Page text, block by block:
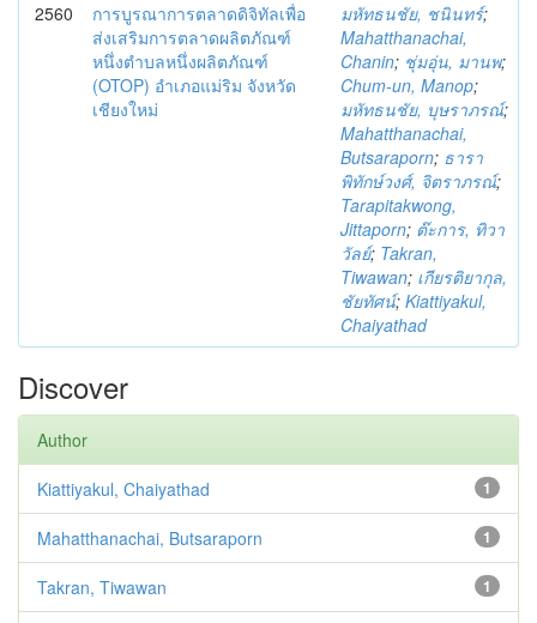
2560
การบูรณาการตลาดดิจิทัลเพื่อ
ส่งเสริมการตลาดผลิตภัณฑ์
หนึ่งตำบลหนึ่งผลิตภัณฑ์
(OTOP) อำเภอแม่ริม จังหวัด
เชียงใหม่
มหัทธนชัย, ชนินทร์;
Mahatthanachai,
Chanin; ชุ่มอุ่น, มานพ;
Chum-un, Manop;
มหัทธนชัย, บุษราภรณ์;
Mahatthanachai,
Butsaraporn; ธารา
พิทักษ์วงศ์, จิตราภรณ์;
Tarapitakwong,
Jittaporn; ต๊ะการ, ทิวา
วัลย์; Takran,
Tiwawan; เกียรติยากุล,
ชัยทัศน์; Kiattiyakul,
Chaiyathad
Discover
Author
1
Kiattiyakul, Chaiyathad
1
Mahatthanachai, Butsaraporn
1
Takran, Tiwawan